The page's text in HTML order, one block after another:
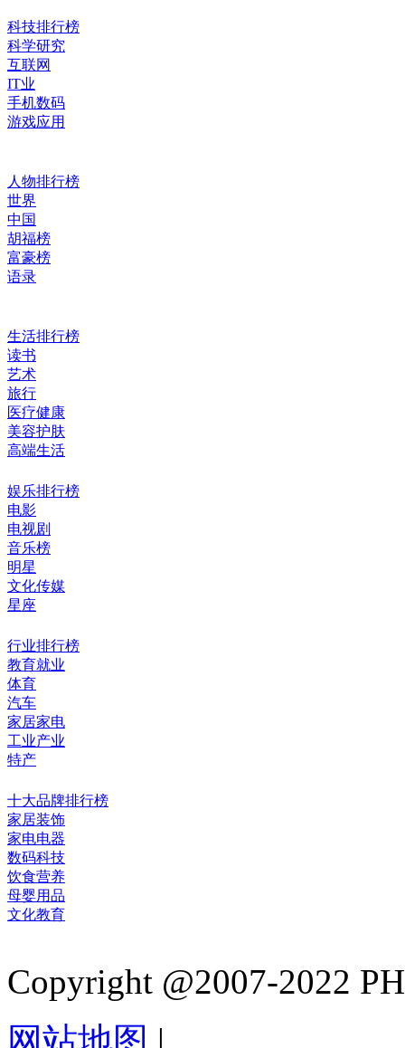
科技排行榜
科学研究
互联网
IT业
手机数码
游戏应用
人物排行榜
世界
中国
胡福榜
富豪榜
语录
生活排行榜
读书
艺术
旅行
医疗健康
美容护肤
高端生活
娱乐排行榜
电影
电视剧
音乐榜
明星
文化传媒
星座
行业排行榜
教育就业
体育
汽车
家居家电
工业产业
特产
十大品牌排行榜
家居装饰
家电电器
数码科技
饮食营养
母婴用品
文化教育
Copyright @2007-2022